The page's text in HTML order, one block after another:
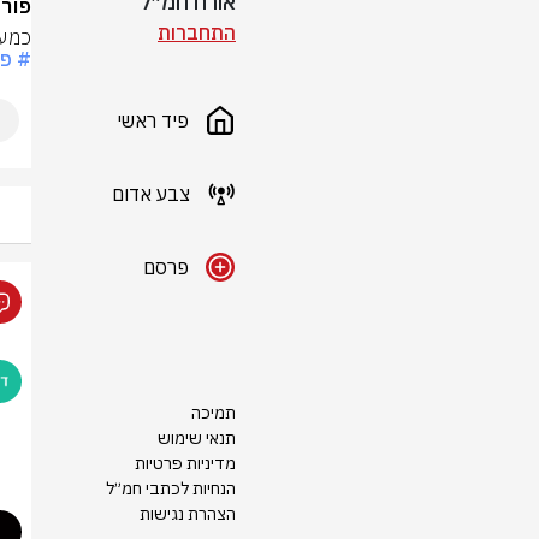
התחברות
פיד ראשי
צבע אדום
פרסם
תמיכה
תנאי שימוש
מדיניות פרטיות
הנחיות לכתבי חמ״ל
הצהרת נגישות
#